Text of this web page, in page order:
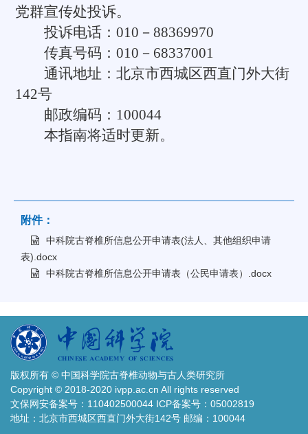
党群宣传处投诉。
投诉电话：010－88369970
传真号码：010－68337001
通讯地址：北京市西城区西直门外大街
142号
邮政编码：100044
本指南将适时更新。
附件：
中科院古脊椎所信息公开申请表(法人、其他组织申请
表).docx
中科院古脊椎所信息公开申请表（公民申请表）.docx
版权所有 © 中国科学院古脊椎动物与古人类研究所
Copyright © 2018-2020 ivpp.ac.cn All rights reserved
文保网安备案号：110402500044 ICP备案号：05002819
地址：北京市西城区西直门外大街142号 邮编：100044